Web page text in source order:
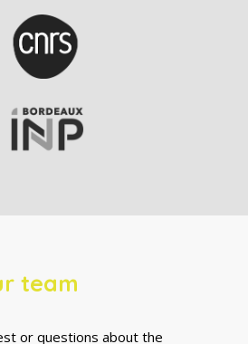
team
or questions about the